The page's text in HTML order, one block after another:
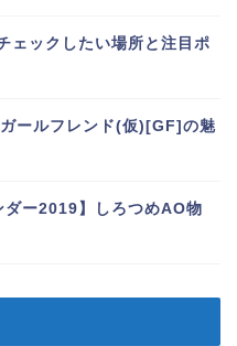
ェックしたい場所と注目ポ
ールフレンド(仮)[GF]の魅
ダー2019】しろつめAO物